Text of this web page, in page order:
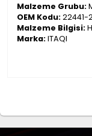
Malzeme Grubu:
OEM Kodu:22441-
Malzeme Bilgisi:
Marka:ITAQI